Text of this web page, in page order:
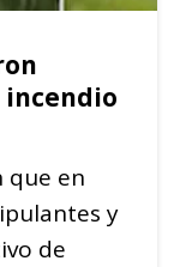
que en
y
de